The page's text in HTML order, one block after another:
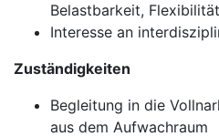
Belastbarkeit,
Interesse an
Zuständigkeiten
Begleitung in die
aus dem Aufwachraum